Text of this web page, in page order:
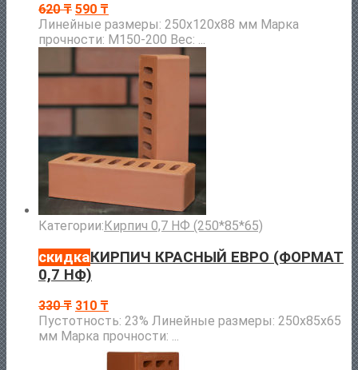
620₸ 590 ₸
Линейные размеры: 250х120х88 мм Марка
прочности: М150-200 Вес: ...
Категории:Кирпич 0,7 НФ (250*85*65)
скидкаКИРПИЧ КРАСНЫЙ ЕВРО (ФОРМАТ
0,7 НФ)
330₸ 310 ₸
Пустотность: 23% Линейные размеры: 250х85х65
мм Марка прочности: ...